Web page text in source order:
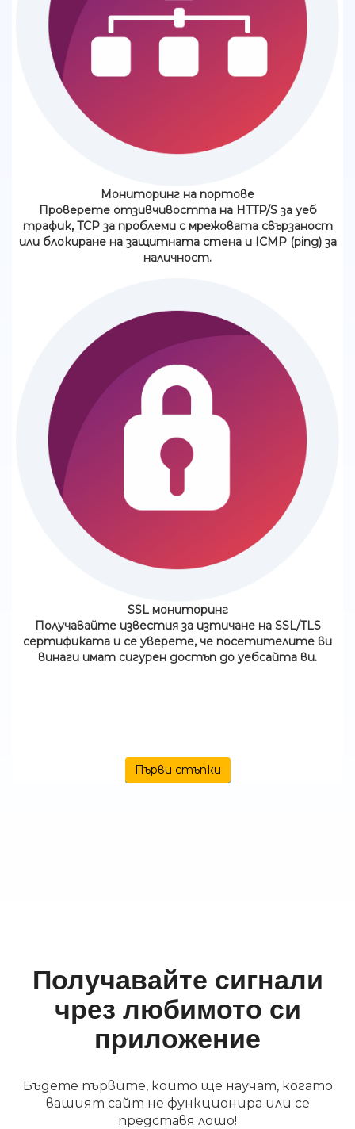
Мониторинг на портове
Проверете отзивчивостта на HTTP/S за уеб
трафик, TCP за проблеми с мрежовата свързаност
или блокиране на защитната стена и ICMP (ping) за
наличност.
SSL мониторинг
Получавайте известия за изтичане на SSL/TLS
сертификата и се уверете, че посетителите ви
винаги имат сигурен достъп до уебсайта ви.
Първи стъпки
Получавайте сигнали
чрез любимото си
приложение
Бъдете първите, които ще научат, когато
вашият сайт не функционира или се
представя лошо!